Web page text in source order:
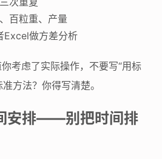
百粒重、产量
Excel做方差分析
考虑了实际操作，不要写“用标
方法？你得写清楚。
安排——别把时间排